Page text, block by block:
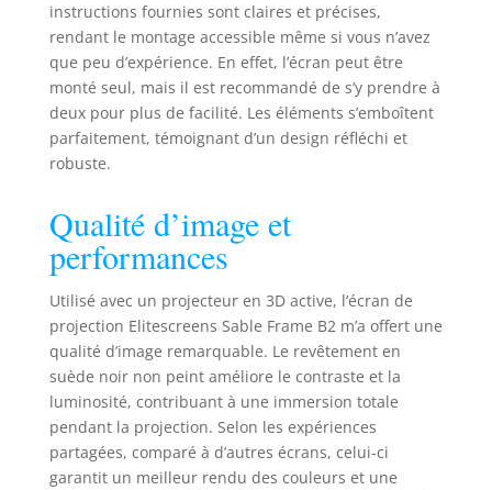
instructions fournies sont claires et précises,
rendant le montage accessible même si vous n’avez
que peu d’expérience. En effet, l’écran peut être
monté seul, mais il est recommandé de s’y prendre à
deux pour plus de facilité. Les éléments s’emboîtent
parfaitement, témoignant d’un design réfléchi et
robuste.
Qualité d’image et
performances
Utilisé avec un projecteur en 3D active, l’écran de
projection Elitescreens Sable Frame B2 m’a offert une
qualité d’image remarquable. Le revêtement en
suède noir non peint améliore le contraste et la
luminosité, contribuant à une immersion totale
pendant la projection. Selon les expériences
partagées, comparé à d’autres écrans, celui-ci
garantit un meilleur rendu des couleurs et une